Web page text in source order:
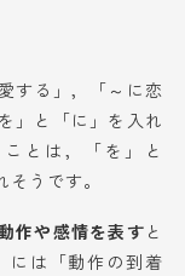
する」，「～に恋
」と「に」を入れ
とは，「を」と
うです。
作や感情を表す と
には「動作の到着